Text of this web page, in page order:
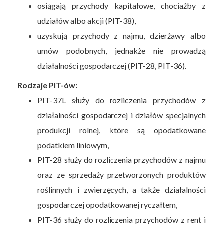
osiągają przychody kapitałowe, chociażby z
udziałów albo akcji (PIT-38),
uzyskują przychody z najmu, dzierżawy albo
umów podobnych, jednakże nie prowadzą
działalności gospodarczej (PIT-28, PIT-36).
Rodzaje PIT-ów:
PIT-37L służy do rozliczenia przychodów z
działalności gospodarczej i działów specjalnych
produkcji rolnej, które są opodatkowane
podatkiem liniowym,
PIT-28 służy do rozliczenia przychodów z najmu
oraz ze sprzedaży przetworzonych produktów
roślinnych i zwierzęcych, a także działalności
gospodarczej opodatkowanej ryczałtem,
PIT-36 służy do rozliczenia przychodów z rent i